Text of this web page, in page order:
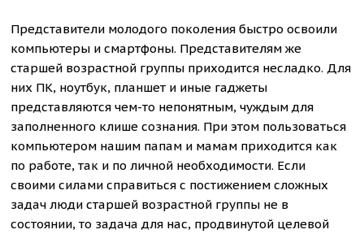
Представители молодого поколения быстро освоили
компьютеры и смартфоны. Представителям же
старшей возрастной группы приходится несладко. Для
них ПК, ноутбук, планшет и иные гаджеты
представляются чем-то непонятным, чуждым для
заполненного клише сознания. При этом пользоваться
компьютером нашим папам и мамам приходится как
по работе, так и по личной необходимости. Если
своими силами справиться с постижением сложных
задач люди старшей возрастной группы не в
состоянии, то задача для нас, продвинутой целевой